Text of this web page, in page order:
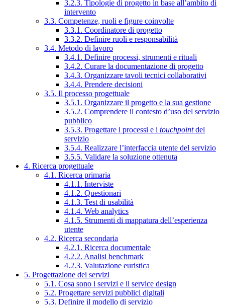
3.2.3. Tipologie di progetto in base all’ambito di
intervento
3.3. Competenze, ruoli e figure coinvolte
3.3.1. Coordinatore di progetto
3.3.2. Definire ruoli e responsabilità
3.4. Metodo di lavoro
3.4.1. Definire processi, strumenti e rituali
3.4.2. Curare la documentazione di progetto
3.4.3. Organizzare tavoli tecnici collaborativi
3.4.4. Prendere decisioni
3.5. Il processo progettuale
3.5.1. Organizzare il progetto e la sua gestione
3.5.2. Comprendere il contesto d’uso del servizio
pubblico
3.5.3. Progettare i processi e i touchpointdel
servizio
3.5.4. Realizzare l’interfaccia utente del servizio
3.5.5. Validare la soluzione ottenuta
4. Ricerca progettuale
4.1. Ricerca primaria
4.1.1. Interviste
4.1.2. Questionari
4.1.3. Test di usabilità
4.1.4. Web analytics
4.1.5. Strumenti di mappatura dell’esperienza
utente
4.2. Ricerca secondaria
4.2.1. Ricerca documentale
4.2.2. Analisi benchmark
4.2.3. Valutazione euristica
5. Progettazione dei servizi
5.1. Cosa sono i servizi e il service design
5.2. Progettare servizi pubblici digitali
5.3. Definire il modello di servizio